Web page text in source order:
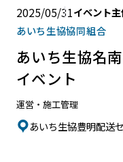
2025/05/31イベント
あいち生協協同組合
あいち生協名
イベント
運営・施工管理
あいち生協豊明配送